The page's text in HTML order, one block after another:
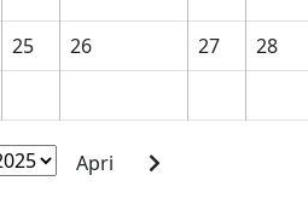
25 26 27
28